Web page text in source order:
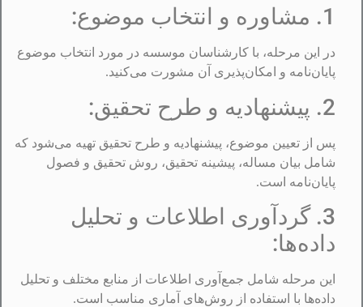
1. مشاوره و انتخاب موضوع:
در این مرحله، با کارشناسان موسسه در مورد انتخاب موضوع
پایان‌نامه و امکان‌پذیری آن مشورت می‌کنید.
2. پیشنهادیه و طرح تحقیق:
پس از تعیین موضوع، پیشنهادیه و طرح تحقیق تهیه می‌شود که
شامل بیان مساله، پیشینه تحقیق، روش تحقیق و فصول
پایان‌نامه است.
3. گردآوری اطلاعات و تحلیل
داده‌ها:
این مرحله شامل جمع‌آوری اطلاعات از منابع مختلف و تحلیل
داده‌ها با استفاده از روش‌های آماری مناسب است.